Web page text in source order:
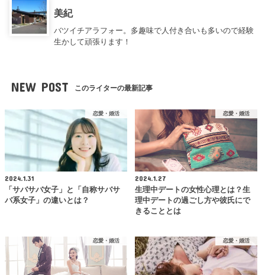
美紀
バツイチアラフォー。多趣味で人付き合いも多いので経験
生かして頑張ります！
NEW POST このライターの最新記事
恋愛・婚活
2024.1.31
「サバサバ女子」と「自称サバサ
バ系女子」の違いとは？
恋愛・婚活
2024.1.27
生理中デートの女性心理とは？生
理中デートの過ごし方や彼氏にで
きることとは
恋愛・婚活 恋愛・婚活